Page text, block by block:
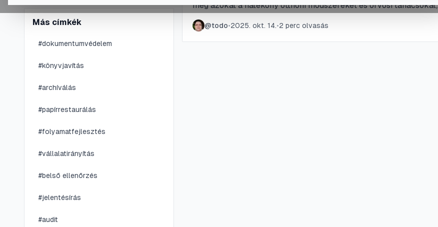
Más címkék
#dokumentumvédelem
#könyvjavítás
#archíválás
#papírrestaurálás
#folyamatfejlesztés
#vállalatirányítás
#belső ellenőrzés
#jelentésírás
#audit
meg azokat a hatékony otthoni módszereket és orvosi tanácsokat,
amelyekkel csökkentheti a gyulladást, enyhítheti a fájdalmat és
felgyorsíthatja a gyógyulási folyamatot.
@todo•2025. okt. 14.•2 perc olvasás